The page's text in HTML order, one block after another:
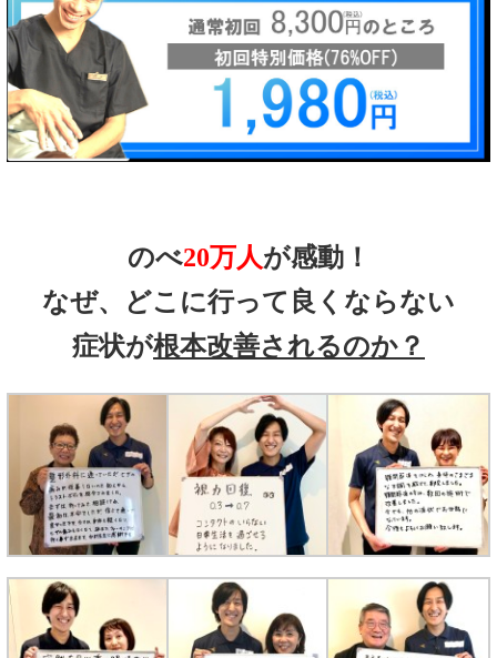
のべ20万人が感動！
なぜ、どこに行って良くならない
症状が根本改善されるのか？